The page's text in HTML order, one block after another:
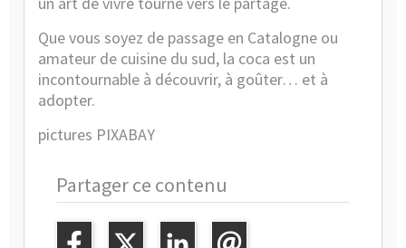
Que vous soyez de passage en Catalogne ou
amateur de cuisine du sud, la coca est un
incontournable à découvrir, à goûter… et à
adopter.
pictures PIXABAY
Partager ce contenu